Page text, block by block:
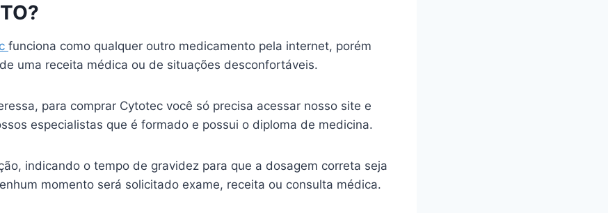
funciona como qualquer outro medicamento pela internet, porém
uma receita médica ou de situações desconfortáveis.
para comprar Cytotec você só precisa acessar nosso site e
especialistas que é formado e possui o diploma de medicina.
indicando o tempo de gravidez para que a dosagem correta seja
momento será solicitado exame, receita ou consulta médica.